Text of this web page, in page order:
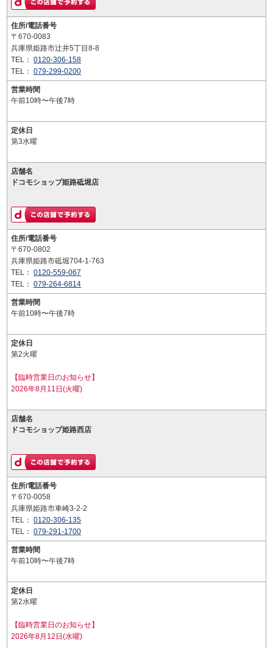
住所/電話番号
〒670-0083
兵庫県姫路市辻井5丁目8-8
TEL： 0120-306-158
TEL： 079-299-0200
営業時間
午前10時〜午後7時
定休日
第3水曜
店舗名
ドコモショップ姫路砥堀店
住所/電話番号
〒670-0802
兵庫県姫路市砥堀704-1-763
TEL： 0120-559-067
TEL： 079-264-6814
営業時間
午前10時〜午後7時
定休日
第2火曜
【臨時営業日のお知らせ】
2026年8月11日(火曜)
店舗名
ドコモショップ姫路西店
住所/電話番号
〒670-0058
兵庫県姫路市車崎3-2-2
TEL： 0120-306-135
TEL： 079-291-1700
営業時間
午前10時〜午後7時
定休日
第2水曜
【臨時営業日のお知らせ】
2026年8月12日(水曜)